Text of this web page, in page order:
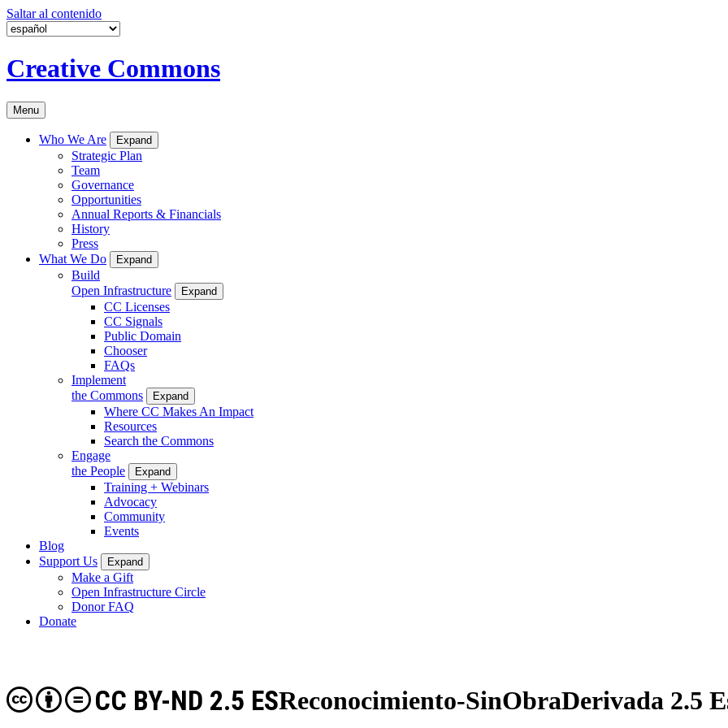
Saltar al contenido
Creative Commons
Menu
Who We Are Expand
Strategic Plan
Team
Governance
Opportunities
Annual Reports & Financials
History
Press
What We Do
Expand
Build
Open Infrastructure
Expand
CC Licenses
CC Signals
Public Domain
Chooser
FAQs
Implement
the Commons
Expand
Where CC Makes An Impact
Resources
Search the Commons
Engage
the People
Expand
Training + Webinars
Advocacy
Community
Events
Blog
Support Us
Expand
Make a Gift
Open Infrastructure Circle
Donor FAQ
Donate
Reconocimiento-SinObraDerivada 2.5
CC BY-ND 2.5 ES